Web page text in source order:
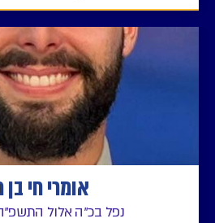
אומרי חי
נפל בכ"ה אלול